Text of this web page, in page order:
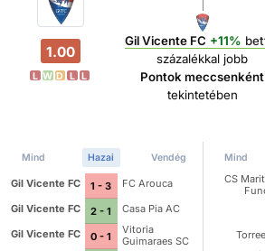
1.00
L W D L L
Gil Vicente FC +11%
százalékkal jobb
Pontok meccsenként
tekintetében
Mind Hazai Vendég
Gil Vicente FC 1 - 3
FC Arouca
Gil Vicente FC
2 - 1
Casa Pia AC
Gil Vicente FC
0 - 1
Vitoria
Guimaraes SC
Mind
CS